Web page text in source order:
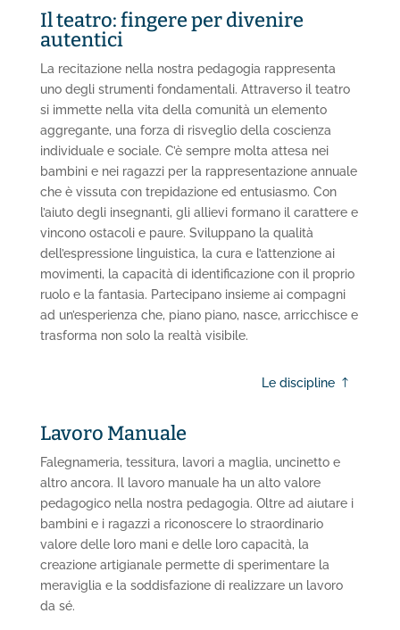
Il teatro: fingere per divenire
autentici
La recitazione nella nostra pedagogia rappresenta
uno degli strumenti fondamentali. Attraverso il teatro
si immette nella vita della comunità un elemento
aggregante, una forza di risveglio della coscienza
individuale e sociale. C’è sempre molta attesa nei
bambini e nei ragazzi per la rappresentazione annuale
che è vissuta con trepidazione ed entusiasmo. Con
l’aiuto degli insegnanti, gli allievi formano il carattere e
vincono ostacoli e paure. Sviluppano la qualità
dell’espressione linguistica, la cura e l’attenzione ai
movimenti, la capacità di identificazione con il proprio
ruolo e la fantasia. Partecipano insieme ai compagni
ad un’esperienza che, piano piano, nasce, arricchisce e
trasforma non solo la realtà visibile.
Le discipline
Lavoro Manuale
Falegnameria, tessitura, lavori a maglia, uncinetto e
altro ancora. Il lavoro manuale ha un alto valore
pedagogico nella nostra pedagogia. Oltre ad aiutare i
bambini e i ragazzi a riconoscere lo straordinario
valore delle loro mani e delle loro capacità, la
creazione artigianale permette di sperimentare la
meraviglia e la soddisfazione di realizzare un lavoro
da sé.